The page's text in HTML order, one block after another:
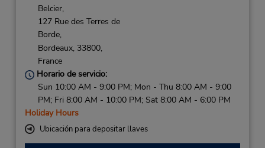
Belcier,
127 Rue des Terres de
Borde,
Bordeaux, 33800,
France
Horario de servicio:
Sun 10:00 AM - 9:00 PM; Mon - Thu 8:00 AM - 9:00
PM; Fri 8:00 AM - 10:00 PM; Sat 8:00 AM - 6:00 PM
Holiday Hours
Ubicación para depositar llaves